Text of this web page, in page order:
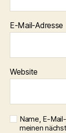
E-Mail-Adresse
Website
Name, E-
meinen